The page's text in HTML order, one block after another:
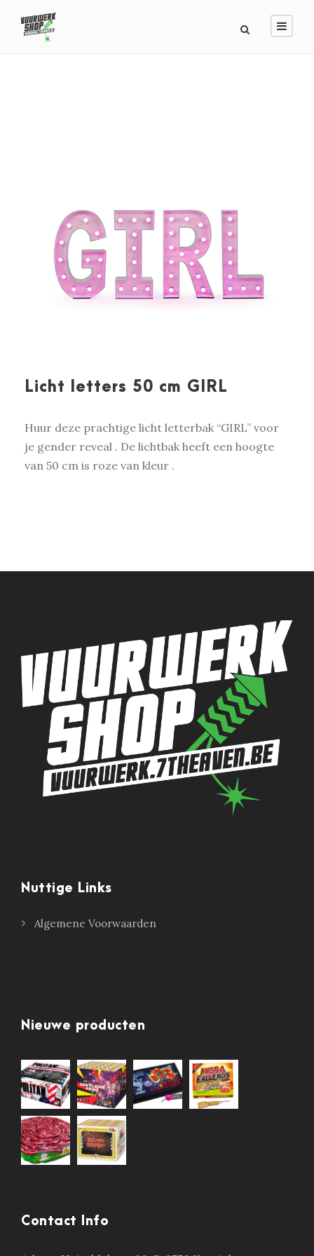
Licht letters 50 cm GIRL
Huur deze prachtige licht letterbak “GIRL” voor
je gender reveal . De lichtbak heeft een hoogte
van 50 cm is roze van kleur .
Nuttige Links
Algemene Voorwaarden
Nieuwe producten
Contact Info